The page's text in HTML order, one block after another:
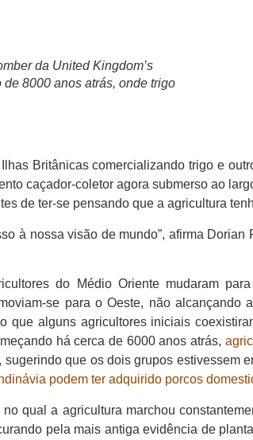
da United Kingdom’s
8000 anos atrás, onde trigo
Britânicas comercializando trigo e
caçador-coletor agora submerso ao
de ter-se pensando que a agricultura
à nossa visão de mundo”, afirma
do Médio Oriente mudaram
se para o Oeste, não
que alguns agricultores iniciais
há cerca de 6000 anos atrás,
que os dois grupos estivessem
podem ter adquirido porcos
qual a agricultura marchou
pela mais antiga evidência de